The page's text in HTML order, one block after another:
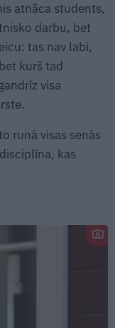
atnāca students,
darbu, bet
tas nav labi,
kurš tad
visa
runā visas senās
kas